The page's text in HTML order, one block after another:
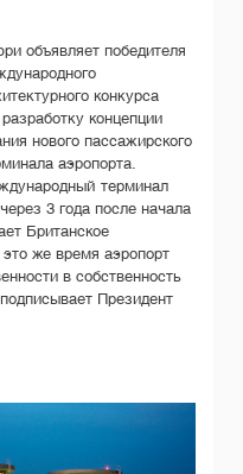
объявляет победителя
конкурса
концепции
нового пассажирского
аэропорта.
терминал
3 года после начала
Британское
же время аэропорт
в собственность
Президент